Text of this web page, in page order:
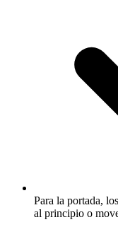
Para la portada,
al principio o